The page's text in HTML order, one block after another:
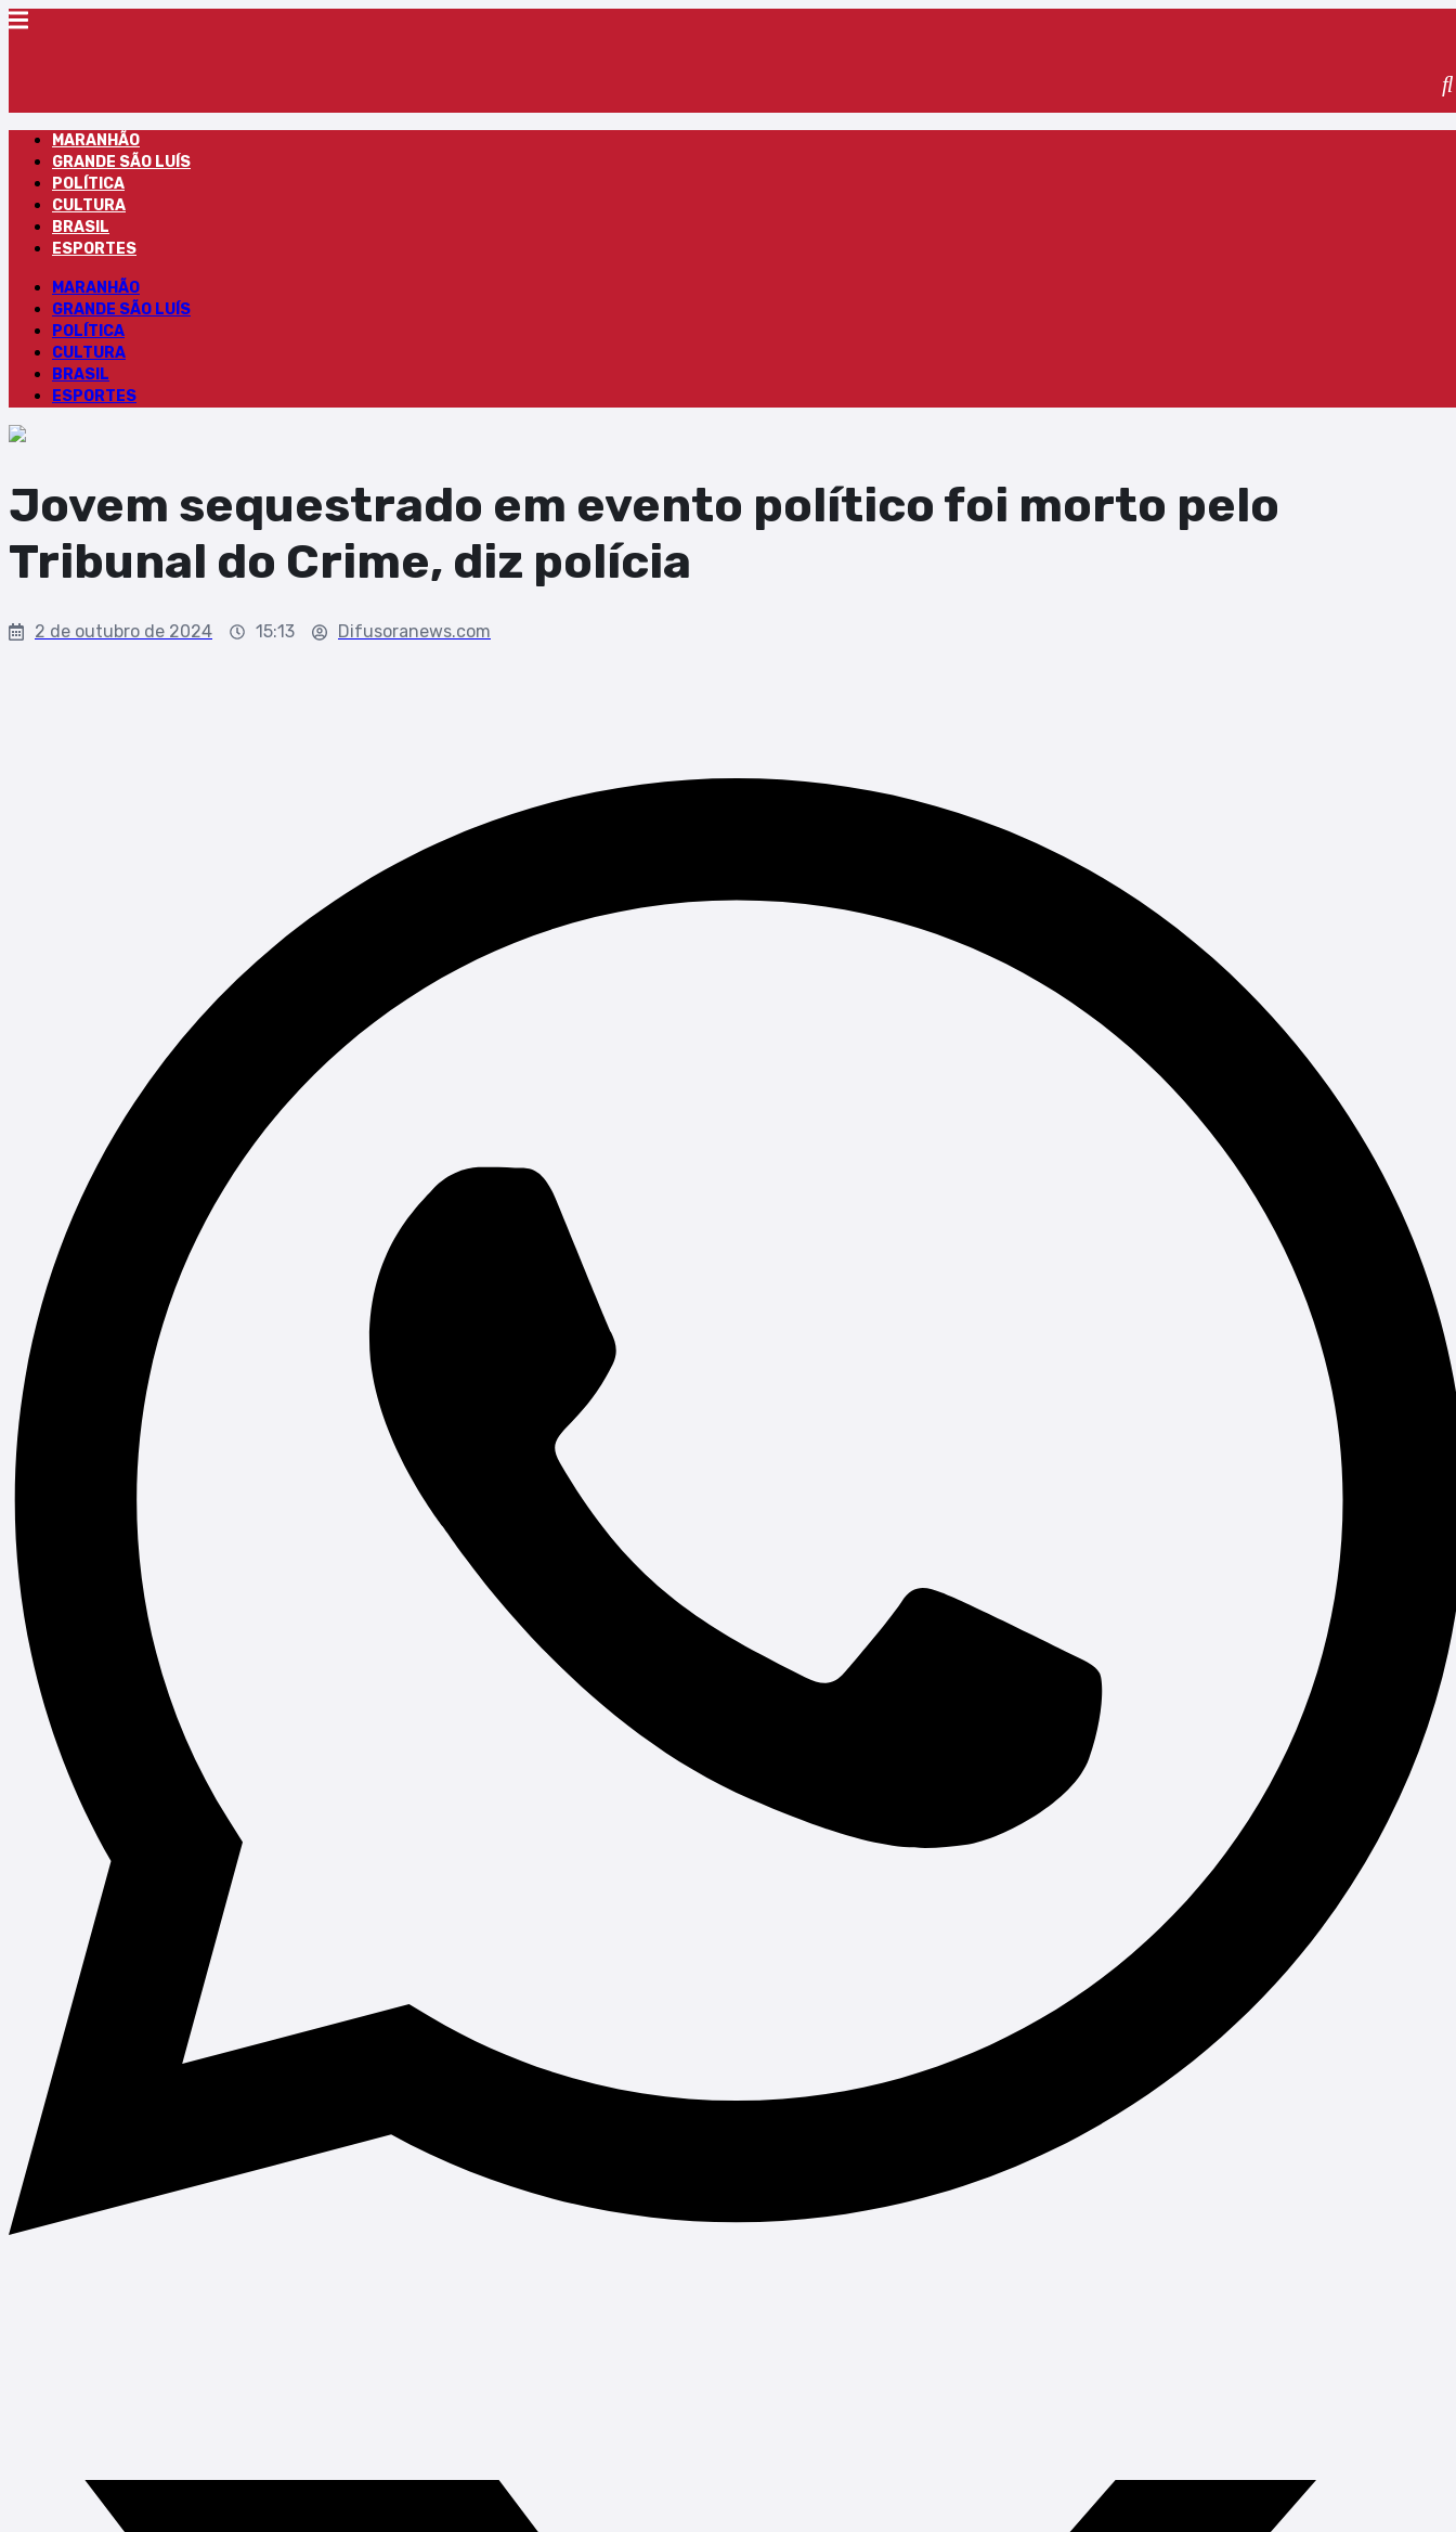
MARANHÃO
GRANDE SÃO LUÍS
POLÍTICA
CULTURA
BRASIL
ESPORTES
MARANHÃO
GRANDE SÃO LUÍS
POLÍTICA
CULTURA
BRASIL
ESPORTES
Jovem sequestrado em evento político foi morto pelo
Tribunal do Crime, diz polícia
2 de outubro de 2024 15:13 Difusoranews.com